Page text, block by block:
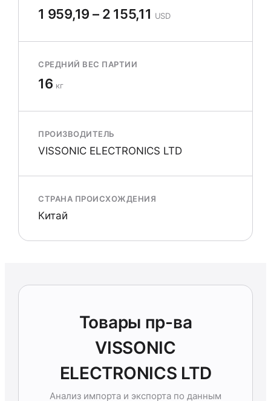
1 959,19 – 2 155,11 USD
СРЕДНИЙ ВЕС ПАРТИИ
16 кг
ПРОИЗВОДИТЕЛЬ
VISSONIC ELECTRONICS LTD
СТРАНА ПРОИСХОЖДЕНИЯ
Китай
Товары пр-ва
VISSONIC
ELECTRONICS LTD
Анализ импорта и экспорта по данным